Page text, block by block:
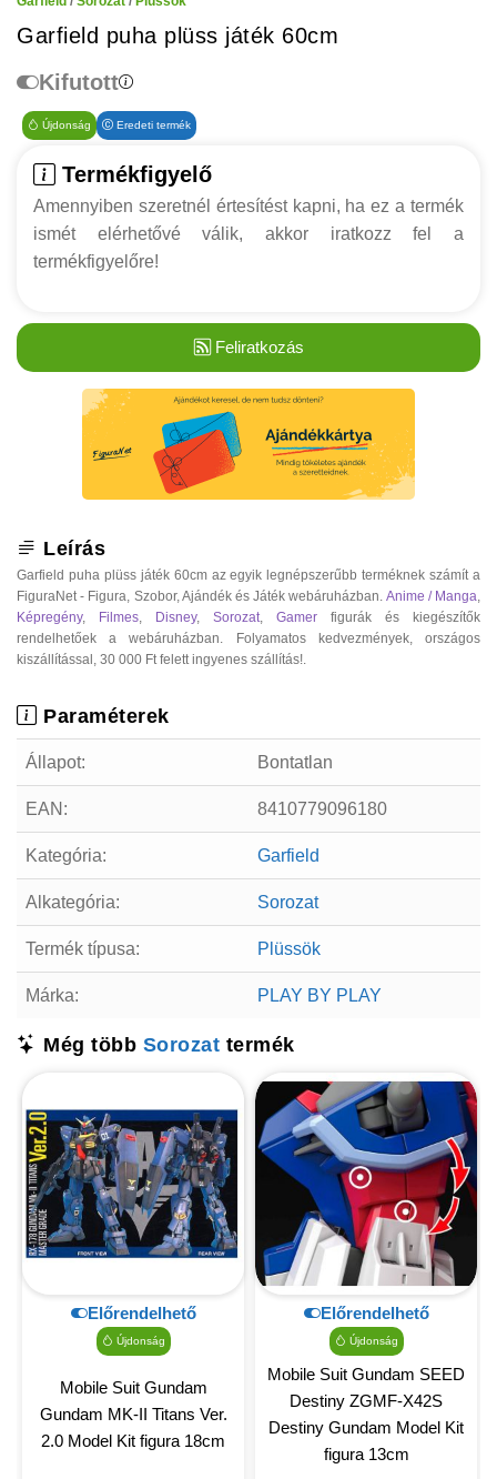
Garfield puha plüss játék 60cm
Kifutott
Újdonság Eredeti termék
Termékfigyelő
Amennyiben szeretnél értesítést kapni, ha ez a termék
ismét elérhetővé válik, akkor iratkozz fel a
termékfigyelőre!
Feliratkozás
Leírás
Garfield puha plüss játék 60cm az egyik legnépszerűbb terméknek számít a
FiguraNet - Figura, Szobor, Ajándék és Játék webáruházban. Anime / Manga
Képregény, Filmes Disney, Sorozat Gamer figurák és kiegészítők
rendelhetőek a webáruházban. Folyamatos kedvezmények, országos
kiszállítással, 30 000 Ft felett ingyenes szállítás!.
Paraméterek
Állapot: Bontatlan
EAN: 8410779096180
Kategória: Garfield
Alkategória: Sorozat
Termék típusa: Plüssök
Márka: PLAY BY PLAY
Még több Sorozat termék
Előrendelhető
Újdonság
Mobile Suit Gundam
Gundam MK-II Titans Ver.
2.0 Model Kit figura 18cm
Előrendelhető
Újdonság
Mobile Suit Gundam SEED
Destiny ZGMF-X42S
Destiny Gundam Model Kit
figura 13cm